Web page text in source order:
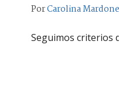
PorCarolina
Seguimos criterios